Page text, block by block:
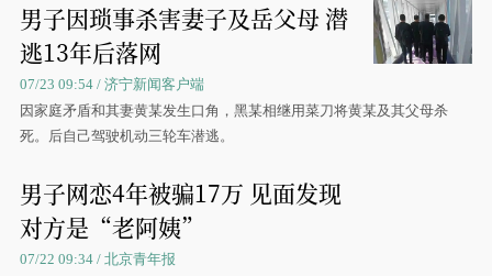
男子因琐事杀害妻子及岳父母 潜
逃13年后落网
07/23 09:54 / 济宁新闻客户端
因家庭矛盾和其妻黄某发生口角，黑某相继用菜刀将黄某及其父母杀
死。后自己驾驶机动三轮车潜逃。
男子网恋4年被骗17万 见面发现
对方是“老阿姨”
07/22 09:34 / 北京青年报